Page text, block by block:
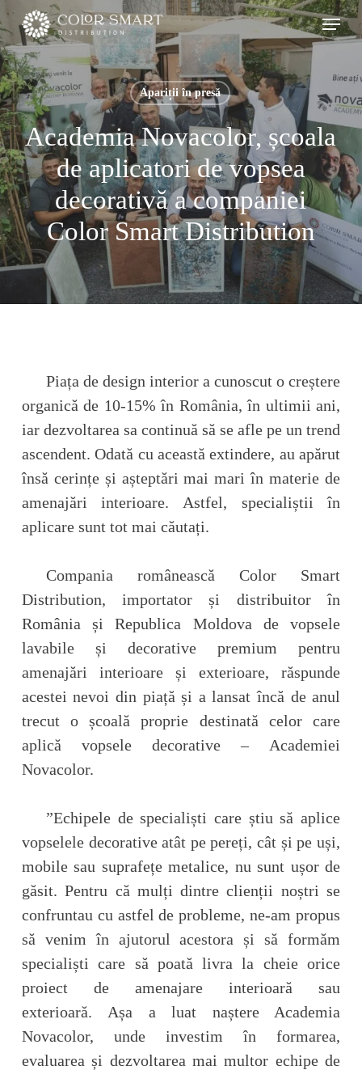
Skip
to
main
content
Menu
Apariții în presă
Academia Novacolor, școala
de aplicatori de vopsea
decorativă a companiei
Color Smart Distribution
Piața de design interior a cunoscut o creștere
organică de 10-15% în România, în ultimii ani,
iar dezvoltarea sa continuă să se afle pe un trend
ascendent. Odată cu această extindere, au apărut
însă cerințe și așteptări mai mari în materie de
amenajări interioare. Astfel, specialiștii în
aplicare sunt tot mai căutați.
Compania românească Color Smart
Distribution, importator și distribuitor în
România și Republica Moldova de vopsele
lavabile și decorative premium pentru
amenajări interioare și exterioare, răspunde
acestei nevoi din piață și a lansat încă de anul
trecut o școală proprie destinată celor care
aplică vopsele decorative – Academiei
Novacolor.
”Echipele de specialiști care știu să aplice
vopselele decorative atât pe pereți, cât și pe uși,
mobile sau suprafețe metalice, nu sunt ușor de
găsit. Pentru că mulți dintre clienții noștri se
confruntau cu astfel de probleme, ne-am propus
să venim în ajutorul acestora și să formăm
specialiști care să poată livra la cheie orice
proiect de amenajare interioară sau
exterioară. Așa a luat naștere Academia
Novacolor, unde investim în formarea,
evaluarea și dezvoltarea mai multor echipe de